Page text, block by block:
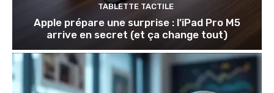
TABLETTE TACTILE
Apple prépare une surprise : l’iPad Pro M5
arrive en secret (et ça change tout)